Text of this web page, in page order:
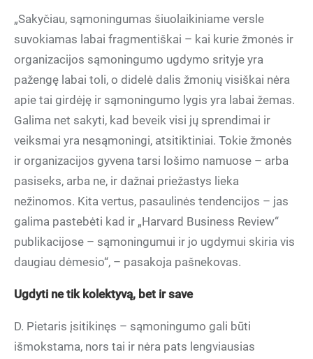
„Sakyčiau, sąmoningumas šiuolaikiniame versle
suvokiamas labai fragmentiškai – kai kurie žmonės ir
organizacijos sąmoningumo ugdymo srityje yra
pažengę labai toli, o didelė dalis žmonių visiškai nėra
apie tai girdėję ir sąmoningumo lygis yra labai žemas.
Galima net sakyti, kad beveik visi jų sprendimai ir
veiksmai yra nesąmoningi, atsitiktiniai. Tokie žmonės
ir organizacijos gyvena tarsi lošimo namuose – arba
pasiseks, arba ne, ir dažnai priežastys lieka
nežinomos. Kita vertus, pasaulinės tendencijos – jas
galima pastebėti kad ir „Harvard Business Review“
publikacijose – sąmoningumui ir jo ugdymui skiria vis
daugiau dėmesio“, – pasakoja pašnekovas.
Ugdyti ne tik kolektyvą, bet ir save
D. Pietaris įsitikinęs – sąmoningumo gali būti
išmokstama, nors tai ir nėra pats lengviausias